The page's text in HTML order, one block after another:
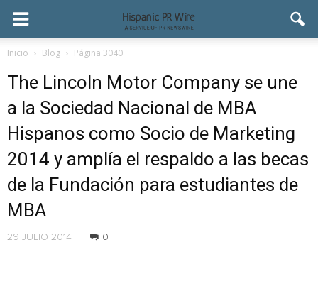
Inicio Blog Página 3040
The Lincoln Motor Company se une
a la Sociedad Nacional de MBA
Hispanos como Socio de Marketing
2014 y amplía el respaldo a las becas
de la Fundación para estudiantes de
MBA
29 JULIO 2014 0